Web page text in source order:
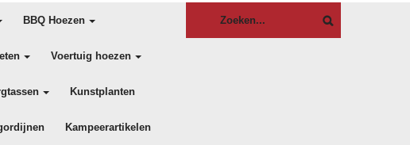
BBQ Hoezen
Voertuig hoezen
Kunstplanten
Kampeerartikelen